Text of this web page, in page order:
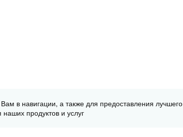
в навигации, а также для предоставления лучшего
продуктов и услуг